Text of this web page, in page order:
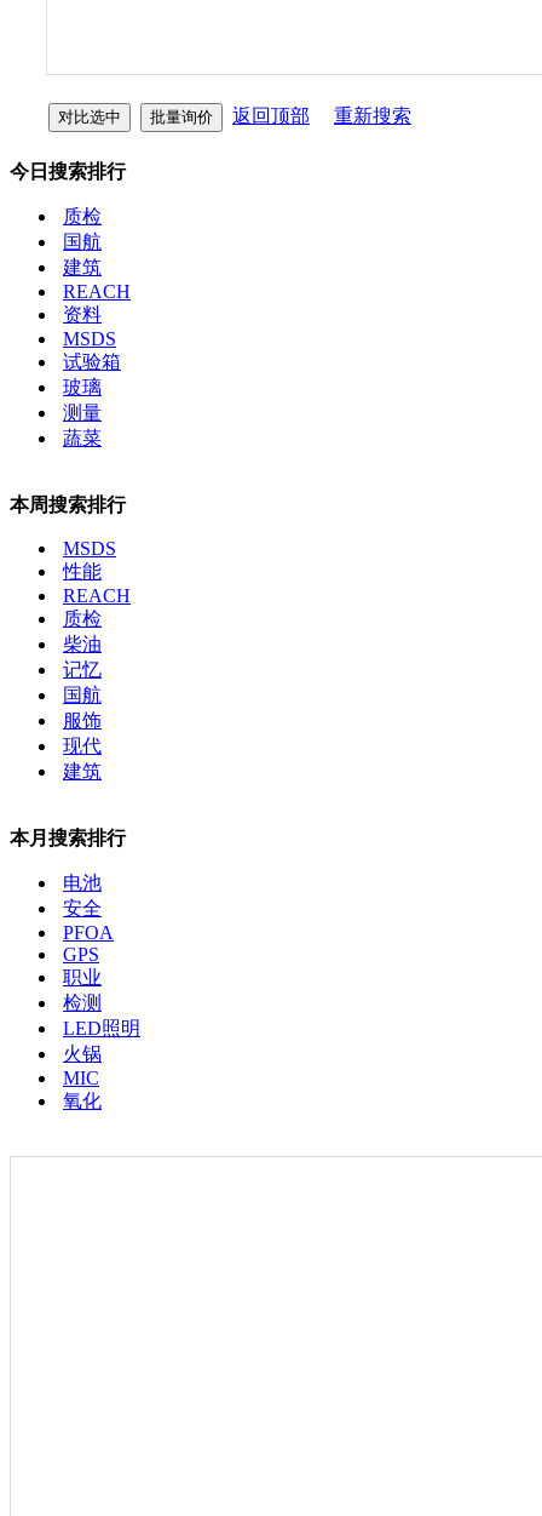
返回顶部 重新搜索
今日搜索排行
质检
国航
建筑
REACH
资料
MSDS
试验箱
玻璃
测量
蔬菜
本周搜索排行
MSDS
性能
REACH
质检
柴油
记忆
国航
服饰
现代
建筑
本月搜索排行
电池
安全
PFOA
GPS
职业
检测
LED照明
火锅
MIC
氧化